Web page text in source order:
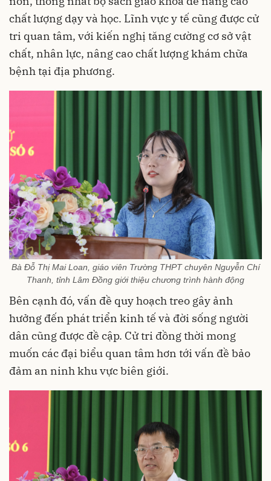
chất lượng dạy và học. Lĩnh vực y tế cũng được cử
tri quan tâm, với kiến nghị tăng cường cơ sở vật
chất, nhân lực, nâng cao chất lượng khám chữa
bệnh tại địa phương.
Bà Đỗ Thị Mai Loan, giáo viên Trường THPT chuyên Nguyễn Chí
Thanh, tỉnh Lâm Đồng giới thiệu chương trình hành động
Bên cạnh đó, vấn đề quy hoạch treo gây ảnh
hưởng đến phát triển kinh tế và đời sống người
dân cũng được đề cập. Cử tri đồng thời mong
muốn các đại biểu quan tâm hơn tới vấn đề bảo
đảm an ninh khu vực biên giới.